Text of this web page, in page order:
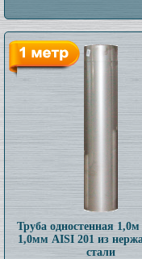
Труба одностенная
1,0мм AISI 201 из
стали